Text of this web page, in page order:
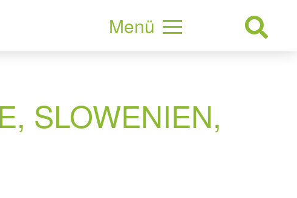
Menü
SLOWENIEN,